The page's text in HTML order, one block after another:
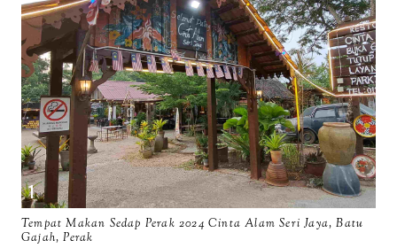
Tempat Makan Sedap Perak 2024 Cinta Alam Seri Jaya, Batu
Gajah, Perak